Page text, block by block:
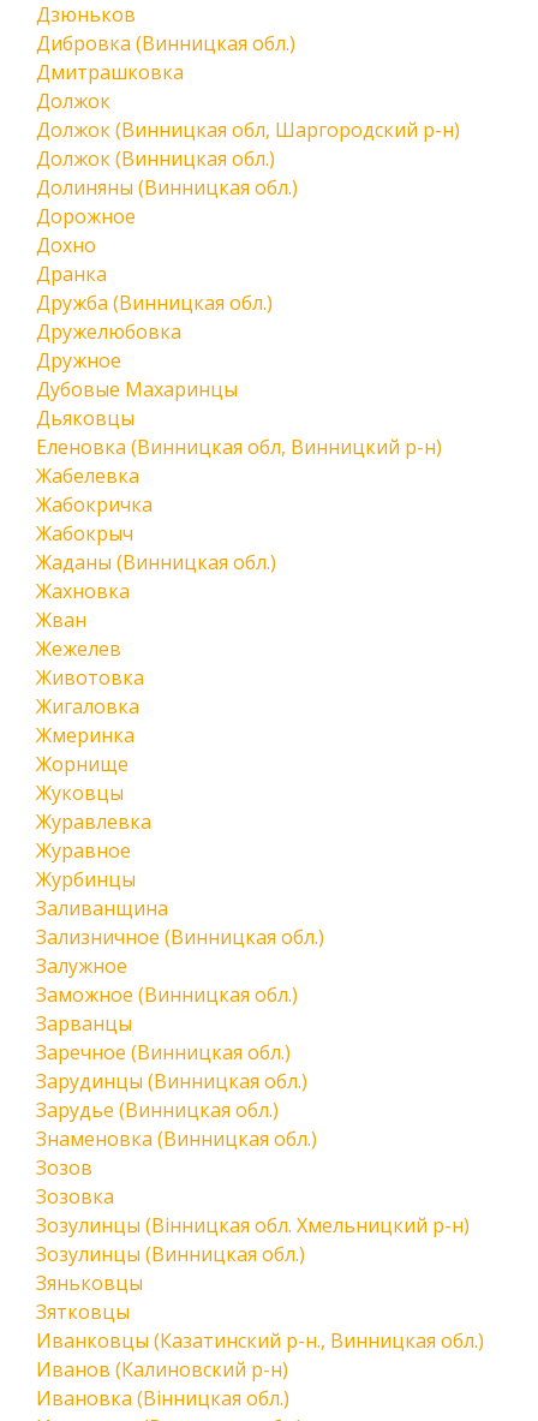
Дзюньков
Дибровка (Винницкая обл.)
Дмитрашковка
Должок
Должок (Винницкая обл, Шаргородский р-н)
Должок (Винницкая обл.)
Долиняны (Винницкая обл.)
Дорожное
Дохно
Дранка
Дружба (Винницкая обл.)
Дружелюбовка
Дружное
Дубовые Махаринцы
Дьяковцы
Еленовка (Винницкая обл, Винницкий р-н)
Жабелевка
Жабокричка
Жабокрыч
Жаданы (Винницкая обл.)
Жахновка
Жван
Жежелев
Животовка
Жигаловка
Жмеринка
Жорнище
Жуковцы
Журавлевка
Журавное
Журбинцы
Заливанщина
Зализничное (Винницкая обл.)
Залужное
Заможное (Винницкая обл.)
Зарванцы
Заречное (Винницкая обл.)
Зарудинцы (Винницкая обл.)
Зарудье (Винницкая обл.)
Знаменовка (Винницкая обл.)
Зозов
Зозовка
Зозулинцы (Вінницкая обл. Хмельницкий р-н)
Зозулинцы (Винницкая обл.)
Зяньковцы
Зятковцы
Иванковцы (Казатинский р-н., Винницкая обл.)
Иванов (Калиновский р-н)
Ивановка (Вінницкая обл.)